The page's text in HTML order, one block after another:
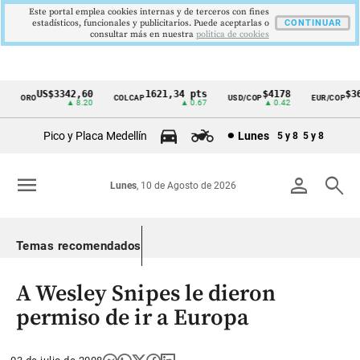
Cintillo
Colombia
OROUS$3342,60
▲ 8.20
COLCAP1621,34 pts
▲ 0.67
USD/COP$4178
▲ 0.42
EUR/COP
Pico y Placa Medellín Lunes 5 y 8 5 y 8
person search
Lunes, 10 de Agosto de 2026
menu
Temas recomendados
A Wesley Snipes le dieron
permiso de ir a Europa
Este portal emplea cookies internas y de terceros con fines
estadísticos, funcionales y publicitarios. Puede aceptarlas o
consultar más en nuestra politica de cookies
CONTINUAR